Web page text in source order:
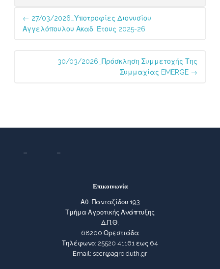
Post
navigation
← 27/03/2026_Υποτροφίες Διονυσίου
Αγγελόπουλου Ακαδ. Έτους 2025-26
30/03/2026_Πρόσκληση Συμμετοχής Της
Συμμαχίας EMERGE →
Επικοινωνία
Αθ. Πανταζίδου 193
Τμήμα Αγροτικής Ανάπτυξης
Δ.Π.Θ,
68200 Ορεστιάδα
Τηλέφωνο: 25520 41161 εως 64
Email: secr@agro.duth.gr